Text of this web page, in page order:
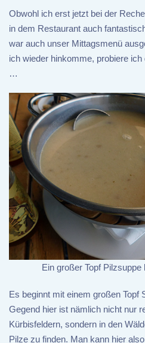
Obwohl ich erst jetzt bei der
in dem Restaurant auch
war auch unser Mittagsmenü
ich wieder hinkomme, probiere
…
Ein großer Topf
Es beginnt mit einem großen Topf
Gegend hier ist nämlich nicht nur
Kürbisfeldern, sondern in den
Pilze zu finden. Man kann hier